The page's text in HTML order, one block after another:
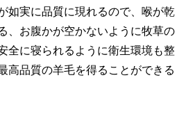
如実に品質に現れるので、喉が乾
、お腹かが空かないように牧草の
全に寝られるように衛生環境も整
高品質の羊毛を得ることができる